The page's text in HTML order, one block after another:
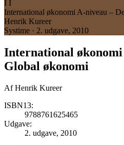
I I
International økonomi A-niveau –
Henrik Kureer
Systime · 2. udgave, 2010
International
Global økonomi
AfHenrik Kureer
ISBN13:
9788761625465
Udgave:
2. udgave, 2010